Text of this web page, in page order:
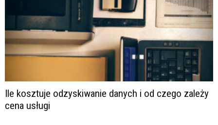
Ile kosztuje odzyskiwanie danych i od czego zależy
cena usługi